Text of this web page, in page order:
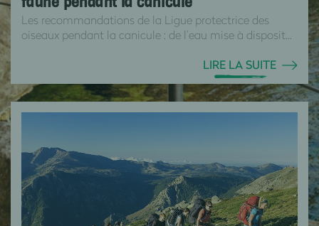
Les recommandations de la Ligue protectrice des
oiseaux pendant la canicule : de l’eau mise à disposit...
LIRE LA SUITE